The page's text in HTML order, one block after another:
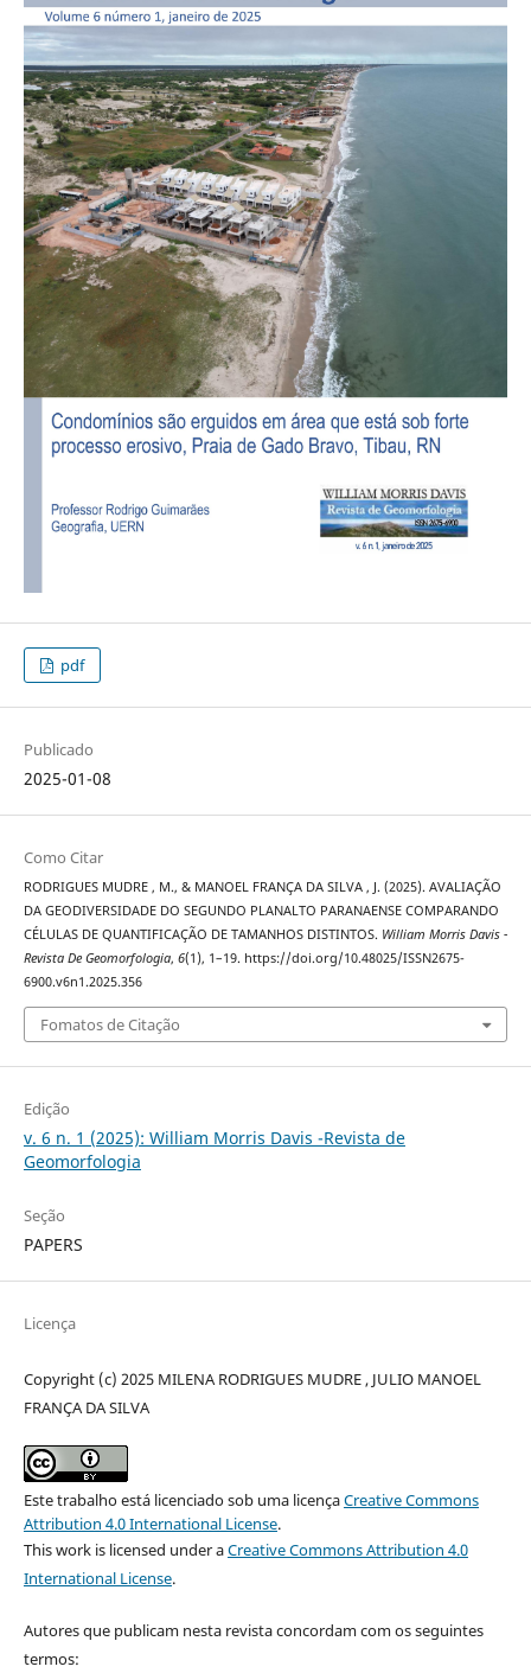
pdf
Publicado
2025-01-08
Como Citar
RODRIGUES MUDRE , M., & MANOEL FRANÇA DA SILVA , J. (2025). AVALIAÇÃO
DA GEODIVERSIDADE DO SEGUNDO PLANALTO PARANAENSE COMPARANDO
CÉLULAS DE QUANTIFICAÇÃO DE TAMANHOS DISTINTOS. William Morris Davis -
Revista De Geomorfologia, 6(1), 1–19. https://doi.org/10.48025/ISSN2675-
6900.v6n1.2025.356
Fomatos de Citação
Edição
v. 6 n. 1 (2025): William Morris Davis -Revista de
Geomorfologia
Seção
PAPERS
Licença
Copyright (c) 2025 MILENA RODRIGUES MUDRE , JULIO MANOEL
FRANÇA DA SILVA
Este trabalho está licenciado sob uma licençaCreative Commons
Attribution 4.0 International License.
This work is licensed under aCreative Commons Attribution 4.0
International License.
Autores que publicam nesta revista concordam com os seguintes
termos: